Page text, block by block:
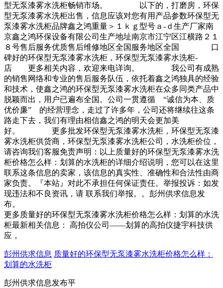
型无泵漆雾水洗柜畅销市场。 以下的，打磨房，环保
型无泵漆雾水洗柜出售，信息应该对您有用产品参数环保型无
泵漆雾水洗柜品牌鑫之鸿重量＞１ｋｇ型号ａ-ｄ生产厂家南
京鑫之鸿环保设备有限公司生产地址南京市江宁区江横路２１
８号售后服务优质售后维修地区全国服务地区全国 口
碑好的环保型无泵漆雾水洗柜，环保型无泵漆雾水洗柜-
店 更多相关内容，欢迎来电详询。 我公司有成熟
的销售网络和专业的售后服务队伍，依托着鑫之鸿独具的经验
和技术，使鑫之鸿的环保型无泵漆雾水洗柜在众多同类产品中
脱颖而出，用户已遍布全国。公司一贯遵循 “诚信为本、质
优价廉” 的经营理念，走过了许多年，公司还将继续往这条
路走下去，我们有理由相信鑫之鸿的明天会更加美
好。 更多批发环保型无泵漆雾水洗柜，环保型无泵漆
雾水洗柜供货商，环保型无泵漆雾水洗柜公司，水洗柜价位，
请咨询我们客服免责声明：以上质量好的环保型无泵漆雾水洗
柜价格怎么样：划算的水洗柜的详细介绍说明，您可以在这里
联系这条信息的卖家，该信息的真实性、准确性和合法性由商
家负责。『本站』对此不承担任何保证责任。举报投诉：如发
现违法和不良资讯，请 联系我们举报。。彭州供求信息发
布。
更多质量好的环保型无泵漆雾水洗柜价格怎么样：划算的水洗
柜最新相关信息： 高拍仪公司——划算的高拍仪捷宇科技供
应，
彭州供求信息 质量好的环保型无泵漆雾水洗柜价格怎么样：
划算的水洗柜
彭州供求信息发布平